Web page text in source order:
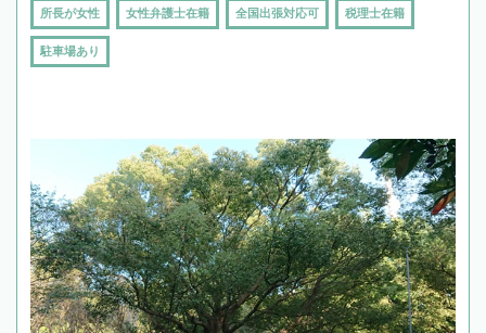
所長が女性 女性弁護士在籍 全国出張対応可 税理士在籍
駐車場あり